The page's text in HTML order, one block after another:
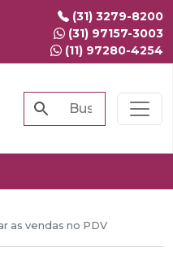
(31) 3279-8200
(31) 97157-3003
(11) 97280-4254
as vendas no PDV